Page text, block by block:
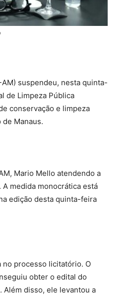
suspendeu, nesta quinta-
de Limpeza Pública
conservação e limpeza
Manaus.
Mario Mello atendendo a
medida monocrática está
edição desta quinta-feira
no processo licitatório. O
obter o edital do
disso, ele levantou a